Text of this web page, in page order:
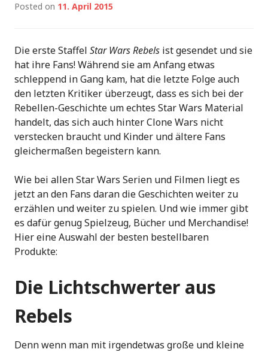
Posted on 11. April 2015
Die erste Staffel Star Wars Rebels ist gesendet und sie
hat ihre Fans! Während sie am Anfang etwas
schleppend in Gang kam, hat die letzte Folge auch
den letzten Kritiker überzeugt, dass es sich bei der
Rebellen-Geschichte um echtes Star Wars Material
handelt, das sich auch hinter Clone Wars nicht
verstecken braucht und Kinder und ältere Fans
gleichermaßen begeistern kann.
Wie bei allen Star Wars Serien und Filmen liegt es
jetzt an den Fans daran die Geschichten weiter zu
erzählen und weiter zu spielen. Und wie immer gibt
es dafür genug Spielzeug, Bücher und Merchandise!
Hier eine Auswahl der besten bestellbaren
Produkte:
Die Lichtschwerter aus
Rebels
Denn wenn man mit irgendetwas große und kleine